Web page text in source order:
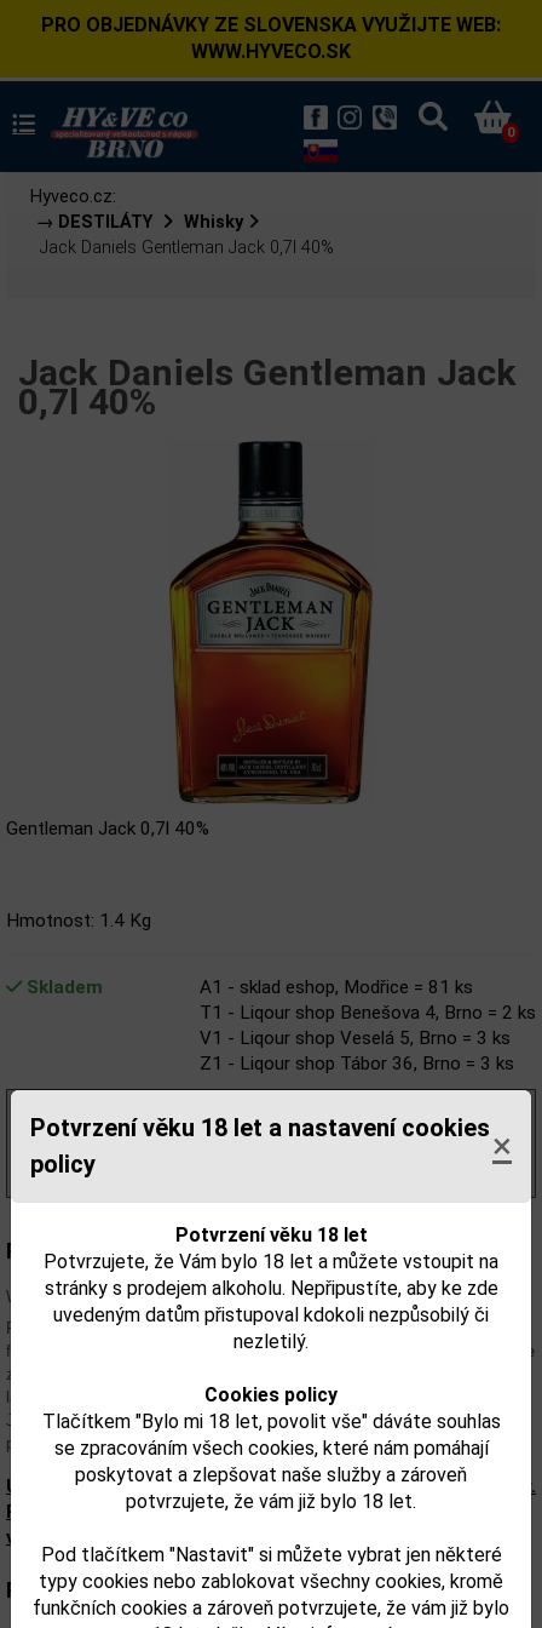
Potvrzení věku 18 let a nastavení cookies
policy
×
Potvrzení věku 18 let
Potvrzujete, že Vám bylo 18 let a můžete vstoupit na
stránky s prodejem alkoholu. Nepřipustíte, aby ke zde
uvedeným datům přistupoval kdokoli nezpůsobilý či
nezletilý.
Cookies policy
Tlačítkem "Bylo mi 18 let, povolit vše" dáváte souhlas
se zpracováním všech cookies, které nám pomáhají
poskytovat a zlepšovat naše služby a zároveň
potvrzujete, že vám již bylo 18 let.
Pod tlačítkem "Nastavit" si můžete vybrat jen některé
typy cookies nebo zablokovat všechny cookies, kromě
funkčních cookies a zároveň potvrzujete, že vám již bylo
PRO OBJEDNÁVKY ZE SLOVENSKA VYUŽIJTE WEB:
WWW.HYVECO.SK
0
Hyveco.cz:
→ DESTILÁTY
Whisky
Jack Daniels Gentleman Jack 0,7l 40%
Jack Daniels Gentleman Jack
0,7l 40%
Gentleman Jack 0,7l 40%
Hmotnost: 1.4 Kg
Skladem
A1 - sklad eshop, Modřice = 81 ks
T1 - Liqour shop Benešova 4, Brno = 2 ks
V1 - Liqour shop Veselá 5, Brno = 3 ks
Z1 - Liqour shop Tábor 36, Brno = 3 ks
513,22 Kč bez DPH
621,00 Kč
(887,00 Kč/l)
Popis:
Whisky Jack Daniels Gentleman Jack 0,7 L
Pro všechny Tennessee Whiskey je na rozdíl od bourbonu charakteristické
filtrování čerstvého destilátu přes dřevěné uhlí před tím, než jse uložena ke
zrání v sudu. Gentleman Jack je navíc filtrován ještě jednou před
lahvováním, což mu dodává hladší chuť oproti základním produktům řady
Jack Daniels. Má plnou, ovocnou a jemně kořeněnou chuť. Konec je
příjemně hedvábný a hřejivý.
Upozorňujeme, že tento produkt může obsahovat alergeny.
Přesné složení a alergeny jsou k dispozici na obalu
výrobku. Zkontrolujte prosím před konzumací.
Parametry: